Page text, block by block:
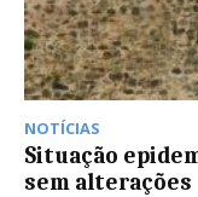
NOTÍCIAS
Situação
sem alterações